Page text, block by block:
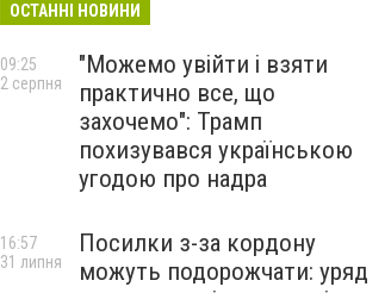
ОСТАННІ НОВИНИ
"Можемо увійти і взяти
практично все, що
захочемо": Трамп
похизувався українською
угодою про надра
09:25
2 серпня
Посилки з-за кордону
можуть подорожчати: уряд
16:57
31 липня